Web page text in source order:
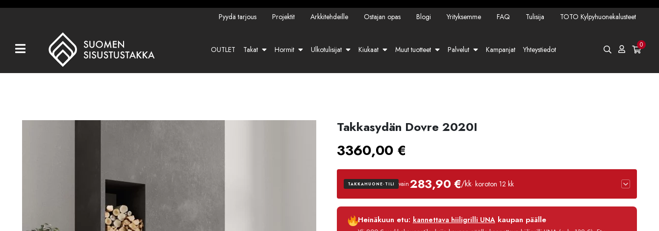
Kaikki tuotteet
Takat
Palvelut
Pyydä tarjous Projektit Arkkitehdeille Ostajan opas Blogi Yrityksemme FAQ Tulisija TOTO Kylpyhuonekalusteet
OUTLET Takat Hormit Ulkotulisijat Kiukaat Muut tuotteet Palvelut Kampanjat Yhteystiedot 0
Takkasydän Dovre 2020I
3360,00 €
TAKKAHUONE-TILI vain283,90 €/kk· koroton 12 kk
Luottoaika
Korko
Heinäkuun etu: kannettava hiiligrilli UNAkaupan päälle